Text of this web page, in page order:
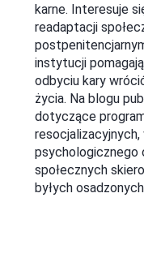
karne. Interesuje
readaptacji
instytucji
odbyciu kary
życia. Na blogu
dotyczące
resocjalizacyjnych,
psychologicznego
społecznych
byłych